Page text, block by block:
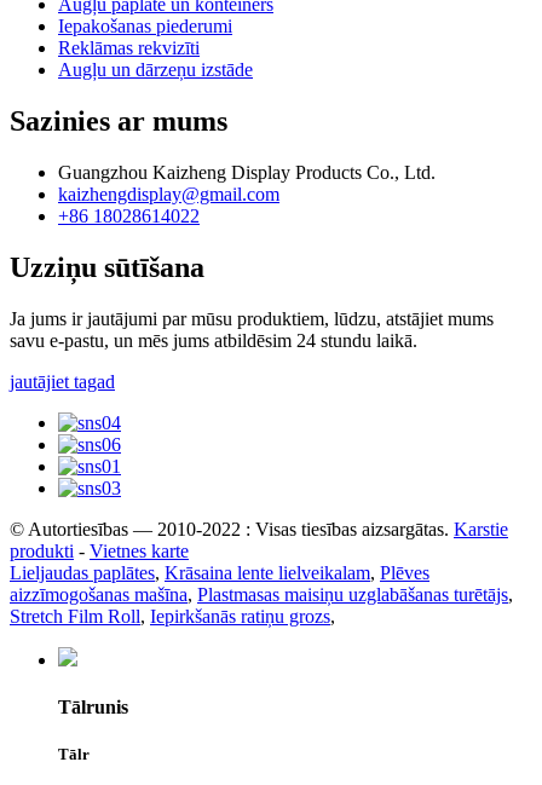
Augļu paplāte un konteiners
Iepakošanas piederumi
Reklāmas rekvizīti
Augļu un dārzeņu izstāde
Sazinies ar mums
Guangzhou Kaizheng Display Products Co., Ltd.
kaizhengdisplay@gmail.com
+86 18028614022
Uzziņu sūtīšana
Ja jums ir jautājumi par mūsu produktiem, lūdzu, atstājiet mums
savu e-pastu, un mēs jums atbildēsim 24 stundu laikā.
jautājiet tagad
© Autortiesības — 2010-2022 : Visas tiesības aizsargātas. Karstie
produkti - Vietnes karte
Lieljaudas paplātes, Krāsaina lente lielveikalam, Plēves
aizzīmogošanas mašīna, Plastmasas maisiņu uzglabāšanas turētājs,
Stretch Film Roll, Iepirkšanās ratiņu grozs,
Tālrunis
Tālr